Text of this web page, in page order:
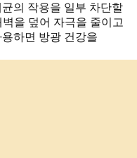
의 작용을 일부 차단할
벽을 덮어 자극을 줄이고
하면 방광 건강을